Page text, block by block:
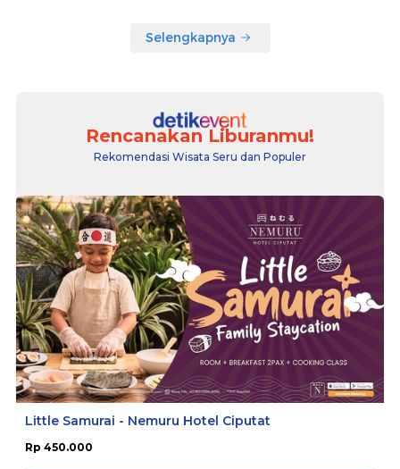
Selengkapnya
Rencanakan Liburanmu!
Rekomendasi Wisata Seru dan Populer
Little Samurai - Nemuru Hotel Ciputat
Rp 450.000